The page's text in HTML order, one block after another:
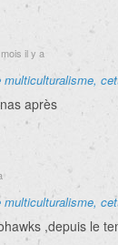
il y a
multiculturalisme,
après
multiculturalisme,
,depuis le